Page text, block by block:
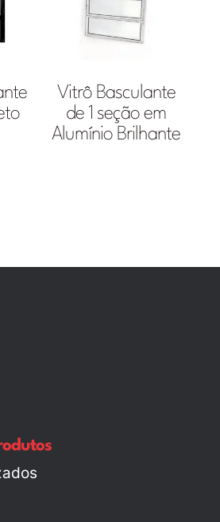
Vitrô Basculante
de 1 seção em
Alumínio Brilhante